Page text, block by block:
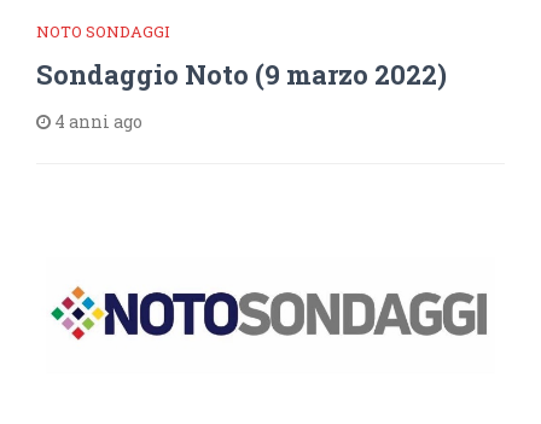
NOTO SONDAGGI
Sondaggio Noto (9 marzo 2022)
4 anni ago